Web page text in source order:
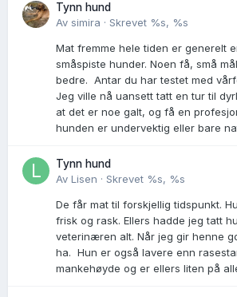
Tynn hund
Av simira · Skrevet %s, %s
Mat fremme hele tiden er generelt
småspiste hunder. Noen få, små
bedre. Antar du har testet med
Jeg ville nå uansett tatt en tur til
at det er noe galt, og få en
hunden er undervektig eller bare
Tynn hund
Av Lisen · Skrevet %s, %s
De får mat til forskjellig tidspunkt.
frisk og rask. Ellers hadde jeg tatt
veterinæren alt. Når jeg gir henne
ha. Hun er også lavere enn
mankehøyde og er ellers liten på